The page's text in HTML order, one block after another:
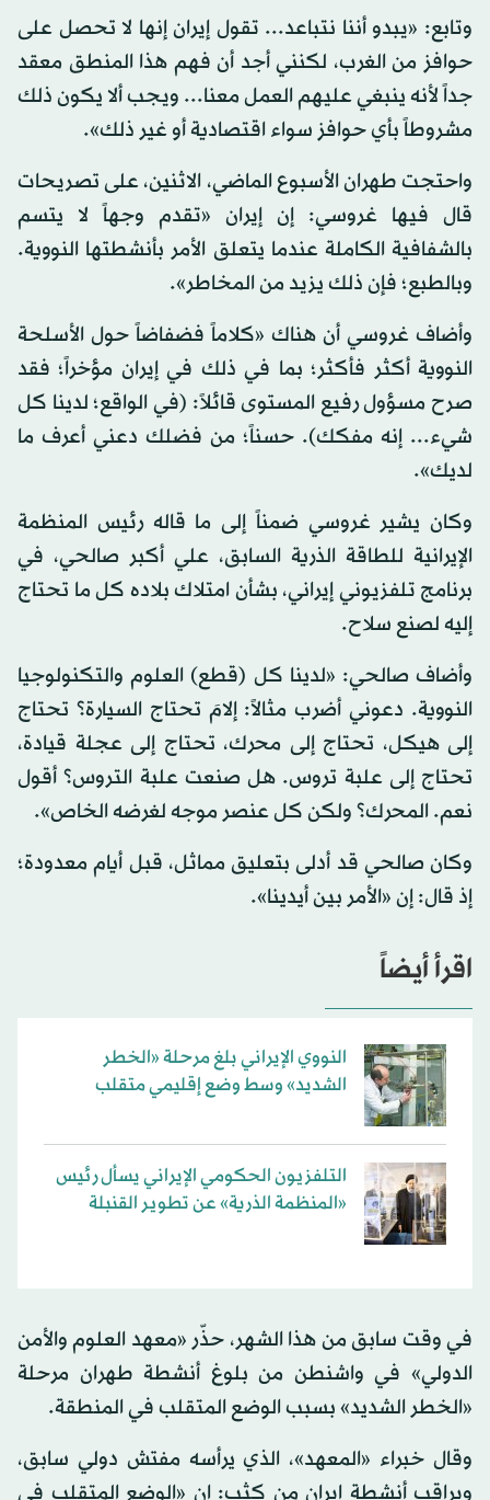
وتابع: «يبدو أننا نتباعد... تقول إيران إنها لا تحصل على
حوافز من الغرب، لكنني أجد أن فهم هذا المنطق معقد
جداً لأنه ينبغي عليهم العمل معنا... ويجب ألا يكون ذلك
مشروطاً بأي حوافز سواء اقتصادية أو غير ذلك».
واحتجت طهران الأسبوع الماضي، الاثنين، على تصريحات
قال فيها غروسي: إن إيران «تقدم وجهاً لا يتسم
بالشفافية الكاملة عندما يتعلق الأمر بأنشطتها النووية.
وبالطبع؛ فإن ذلك يزيد من المخاطر».
وأضاف غروسي أن هناك «كلاماً فضفاضاً حول الأسلحة
النووية أكثر فأكثر؛ بما في ذلك في إيران مؤخراً؛ فقد
صرح مسؤول رفيع المستوى قائلاً: (في الواقع؛ لدينا كل
شيء... إنه مفكك). حسناً؛ من فضلك دعني أعرف ما
لديك».
وكان يشير غروسي ضمناً إلى ما قاله رئيس المنظمة
الإيرانية للطاقة الذرية السابق، علي أكبر صالحي، في
برنامج تلفزيوني إيراني، بشأن امتلاك بلاده كل ما تحتاج
إليه لصنع سلاح.
وأضاف صالحي: «لدينا كل (قطع) العلوم والتكنولوجيا
النووية. دعوني أضرب مثالاً: إلامَ تحتاج السيارة؟ تحتاج
إلى هيكل، تحتاج إلى محرك، تحتاج إلى عجلة قيادة،
تحتاج إلى علبة تروس. هل صنعت علبة التروس؟ أقول
نعم. المحرك؟ ولكن كل عنصر موجه لغرضه الخاص».
وكان صالحي قد أدلى بتعليق مماثل، قبل أيام معدودة؛
إذ قال: إن «الأمر بين أيدينا».
اقرأ أيضاً
النووي الإيراني بلغ مرحلة «الخطر
الشديد» وسط وضع إقليمي متقلب
التلفزيون الحكومي الإيراني يسأل رئيس
«المنظمة الذرية» عن تطوير القنبلة
في وقت سابق من هذا الشهر، حذّر «معهد العلوم والأمن
الدولي» في واشنطن من بلوغ أنشطة طهران مرحلة
«الخطر الشديد» بسبب الوضع المتقلب في المنطقة.
وقال خبراء «المعهد»، الذي يرأسه مفتش دولي سابق،
ويراقب أنشطة إيران من كثب: إن «الوضع المتقلب في